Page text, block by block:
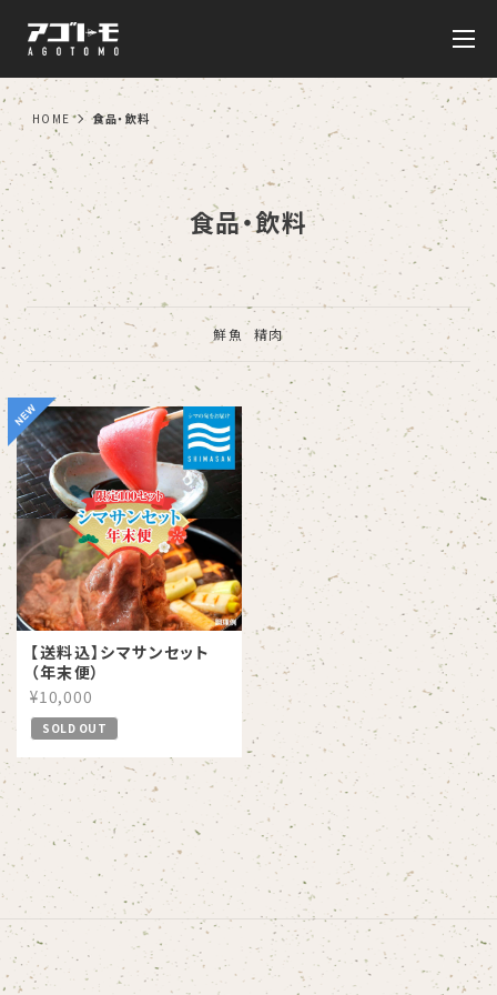
HOME 食品・飲料
食品・飲料
鮮魚 精肉
【送料込】シマサンセット
（年末便）
¥10,000
SOLD OUT